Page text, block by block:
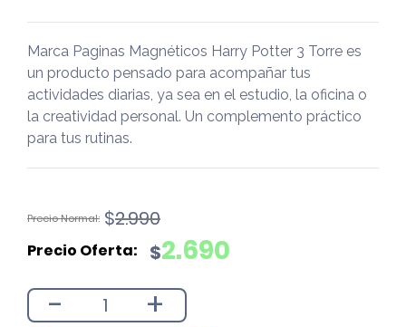
Marca Paginas Magnéticos Harry Potter 3 Torre es
un producto pensado para acompañar tus
actividades diarias, ya sea en el estudio, la oficina o
la creatividad personal. Un complemento práctico
para tus rutinas.
$2.990
El
original
$2.990.
$2.690
El
actual
$2.690.
- +